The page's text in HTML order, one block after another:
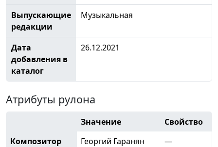
Выпускающие
редакции
Музыкальная
Дата
добавления в
каталог
26.12.2021
Атрибуты рулона
Значение
Свойство
Композитор
Георгий Гаранян
—